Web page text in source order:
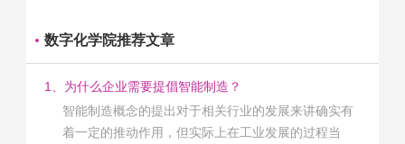
数字化学院推荐文章
1、为什么企业需要提倡智能制造？
智能制造概念的提出对于相关行业的发展来讲确实有
着一定的推动作用，但实际上在工业发展的过程当